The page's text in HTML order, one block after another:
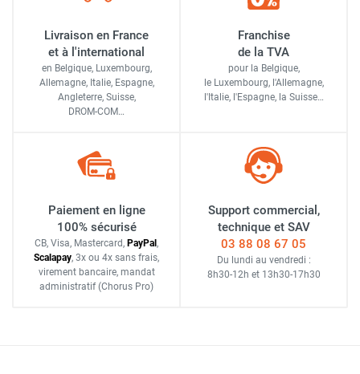
Livraison en France
et à l'international
en Belgique, Luxembourg,
Allemagne, Italie, Espagne,
Angleterre, Suisse,
DROM-COM…
Franchise
de la TVA
pour la Belgique,
le Luxembourg, l'Allemagne,
l'Italie, l'Espagne, la Suisse…
Paiement en ligne
100% sécurisé
CB, Visa, Mastercard, PayPal ,
Scalapay, 3x ou 4x sans frais,
virement bancaire, mandat
administratif (Chorus Pro)
Support commercial,
technique et SAV
03 88 08 67 05
Du lundi au vendredi :
8h30-12h et 13h30-17h30